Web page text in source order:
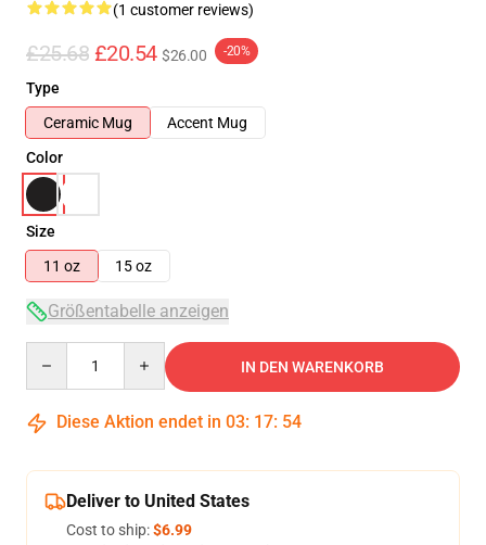
(1 customer reviews)
£25.68 £20.54 $26.00 -20%
Type
Ceramic Mug
Accent Mug
Color
Size
11 oz
15 oz
Größentabelle anzeigen
IN DEN WARENKORB
Diese Aktion endet in 03: 17: 54
Deliver to United States
Cost to ship:$6.99